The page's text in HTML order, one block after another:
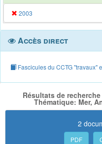
2003
Accès direct
Fascicules du CCTG "travaux"
Résultats de
Thématique: Mer,
2
PDF